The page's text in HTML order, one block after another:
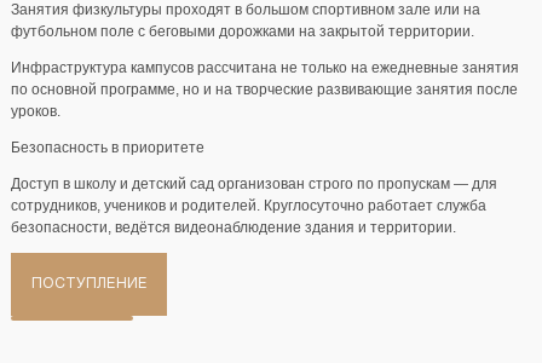
Занятия физкультуры проходят в большом спортивном зале или на
футбольном поле с беговыми дорожками на закрытой территории.
Инфраструктура кампусов рассчитана не только на ежедневные занятия
по основной программе, но и на творческие развивающие занятия после
уроков.
Безопасность в приоритете
Доступ в школу и детский сад организован строго по пропускам — для
сотрудников, учеников и родителей. Круглосуточно работает служба
безопасности, ведётся видеонаблюдение здания и территории.
ПОСТУПЛЕНИЕ